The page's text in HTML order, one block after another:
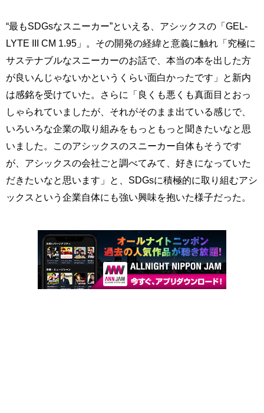
“最もSDGsなスニーカー”といえる、アシックスの「GEL-
LYTE III CM 1.95」。その開発の経緯と意義に触れ「究極に
サステナブルなスニーカーのお話で、本当の本を出した方
が良いんじゃないかというくらい面白かったです」と新内
は感銘を受けていた。さらに「良くも悪くも真面目とおっ
しゃられていましたが、それがそのまま出ている感じで、
いろいろな企業の取り組みをもっともっと聞きたいなと思
いました。このアシックスのスニーカー自体もそうです
が、アシックスの会社ごと調べてみて、好きになっていた
だきたいなと思います」と、SDGsに積極的に取り組むアシ
ックスという企業自体にも強い興味を抱いた様子だった。